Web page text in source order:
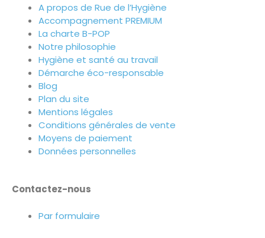
A propos de Rue de l’Hygiène
Accompagnement PREMIUM
La charte B-POP
Notre philosophie
Hygiène et santé au travail
Démarche éco-responsable
Blog
Plan du site
Mentions légales
Conditions générales de vente
Moyens de paiement
Données personnelles
Contactez-nous
Par formulaire